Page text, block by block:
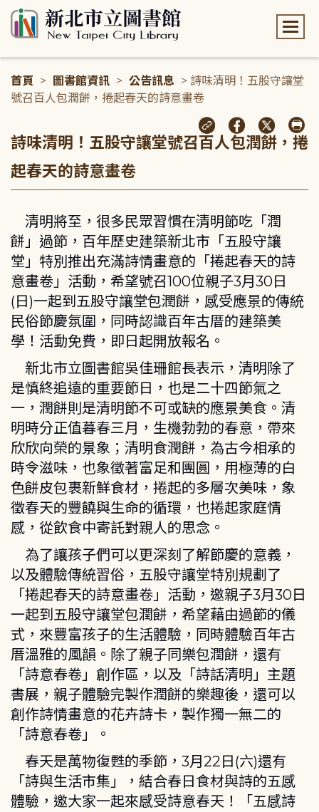
首頁 > 圖書館資訊 > 公告訊息 > 詩味清明！五股守讓堂
號召百人包潤餅，捲起春天的詩意畫卷
詩味清明！五股守讓堂號召百人包潤餅，捲
起春天的詩意畫卷
清明將至，很多民眾習慣在清明節吃「潤
餅」過節，百年歷史建築新北市「五股守讓
堂」特別推出充滿詩情畫意的「捲起春天的詩
意畫卷」活動，希望號召100位親子3月30日
(日)一起到五股守讓堂包潤餅，感受應景的傳統
民俗節慶氛圍，同時認識百年古厝的建築美
學！活動免費，即日起開放報名。
新北市立圖書館吳佳珊館長表示，清明除了
是慎終追遠的重要節日，也是二十四節氣之
一，潤餅則是清明節不可或缺的應景美食。清
明時分正值暮春三月，生機勃勃的春意，帶來
欣欣向榮的景象；清明食潤餅，為古今相承的
時令滋味，也象徵著富足和團圓，用極薄的白
色餅皮包裹新鮮食材，捲起的多層次美味，象
徵春天的豐饒與生命的循環，也捲起家庭情
感，從飲食中寄託對親人的思念。
為了讓孩子們可以更深刻了解節慶的意義，
以及體驗傳統習俗，五股守讓堂特別規劃了
「捲起春天的詩意畫卷」活動，邀親子3月30日
一起到五股守讓堂包潤餅，希望藉由過節的儀
式，來豐富孩子的生活體驗，同時體驗百年古
厝溫雅的風韻。除了親子同樂包潤餅，還有
「詩意春卷」創作區，以及「詩話清明」主題
書展，親子體驗完製作潤餅的樂趣後，還可以
創作詩情畫意的花卉詩卡，製作獨一無二的
「詩意春卷」。
春天是萬物復甦的季節，3月22日(六)還有
「詩與生活市集」，結合春日食材與詩的五感
體驗，邀大家一起來感受詩意春天！「五感詩